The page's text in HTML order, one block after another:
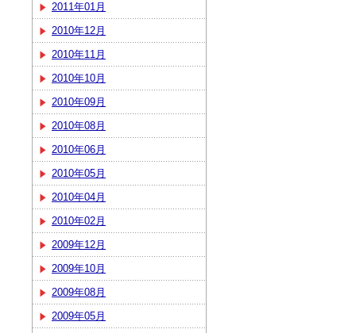
2011年01月
2010年12月
2010年11月
2010年10月
2010年09月
2010年08月
2010年06月
2010年05月
2010年04月
2010年02月
2009年12月
2009年10月
2009年08月
2009年05月